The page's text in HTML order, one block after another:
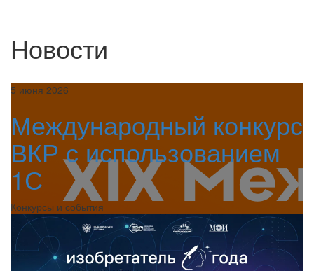
Новости
5 июня 2026
Международный конкурс
ВКР с использованием
1С
Конкурсы и события